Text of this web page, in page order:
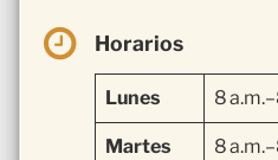
Horarios
Lunes 8
Martes 8